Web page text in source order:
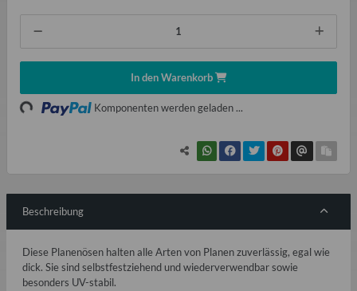
In den Warenkorb
Loading... Komponenten werden geladen ...
Beschreibung
Diese Planenösen halten alle Arten von Planen zuverlässig, egal wie
dick. Sie sind selbstfestziehend und wiederverwendbar sowie
besonders UV-stabil.